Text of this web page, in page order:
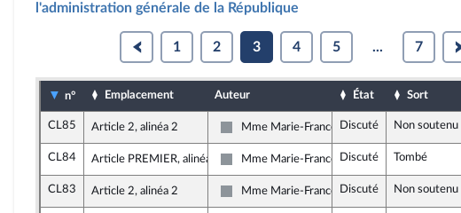
l'administration générale de la République
1 2 3 4 5 ... 7
n° Emplacement Auteur État Sort
CL85 Article 2, alinéa 2
Non inscrit
Mme Marie-France Lorho
Discuté Non soutenu
CL84 Article PREMIER, alinéa 2
Non inscrit
Mme Marie-France Lorho
Discuté Tombé
CL83 Article 2, alinéa 2
Non inscrit
Mme Marie-France Lorho
Discuté Non soutenu